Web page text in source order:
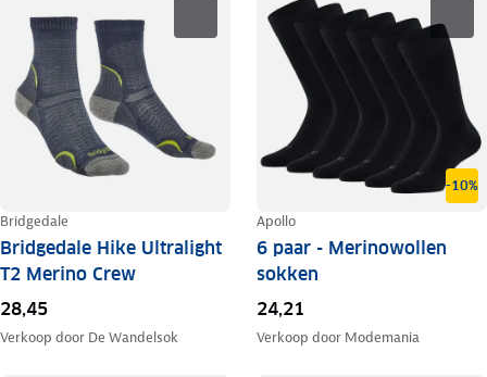
Bridgedale
Bridgedale Hike Ultralight
T2 Merino Crew
28,45
Verkoop door De Wandelsok
-10%
Apollo
6 paar - Merinowollen
sokken
24,21
Verkoop door Modemania